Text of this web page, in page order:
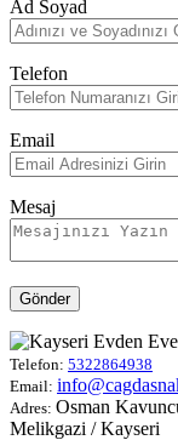
Ad Soyad
Telefon
Email
Mesaj
Gönder
Telefon: 5322864938
Email:
Adres: Osman
Melikgazi / Kayseri